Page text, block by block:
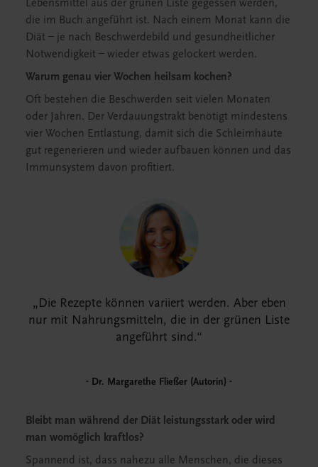
die im Buch angeführt ist. Nach einem Monat kann die
Diät – je nach Beschwerdebild und gesundheitlicher
Notwendigkeit – wieder etwas gelockert werden.
Warum genau vier Wochen heilsam kochen?
Oft bestehen die Beschwerden seit vielen Monaten
oder Jahren. Der Verdauungstrakt benötigt mindestens
vier Wochen Entlastung, damit sich die Schleimhäute
gut regenerieren und wieder aufbauen können und das
Immunsystem davon profitiert.
Die Rezepte können variiert werden. Aber eben
nur mit Nahrungsmitteln, die in der grünen Liste
angeführt sind.
Dr. Margarethe Fließer (Autorin)
Bleibt man während der Diät leistungsstark oder wird
man womöglich kraftlos?
Spannend ist, dass nahezu alle Menschen, die dieses